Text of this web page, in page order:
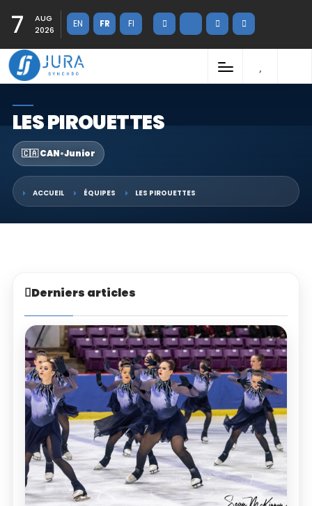
7
AUG
2026
EN FR FI
LES PIROUETTES
🇨🇦 CAN•Junior
ACCUEIL ÉQUIPES LES PIROUETTES
Derniers articles